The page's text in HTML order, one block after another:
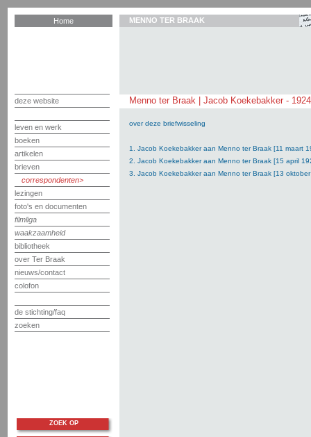
Home
deze website
leven en werk
boeken
artikelen
brieven
correspondenten
lezingen
foto's en documenten
filmliga
waakzaamheid
bibliotheek
over Ter Braak
nieuws/contact
colofon
de stichting/faq
zoeken
MENNO TER BRAAK
Menno ter Braak | Jacob Koekebakker -
over deze briefwisseling
1. Jacob Koekebakker aan Menno ter Braak [11 maart
2. Jacob Koekebakker aan Menno ter Braak [15 april
3. Jacob Koekebakker aan Menno ter Braak [13
ZOEK OP